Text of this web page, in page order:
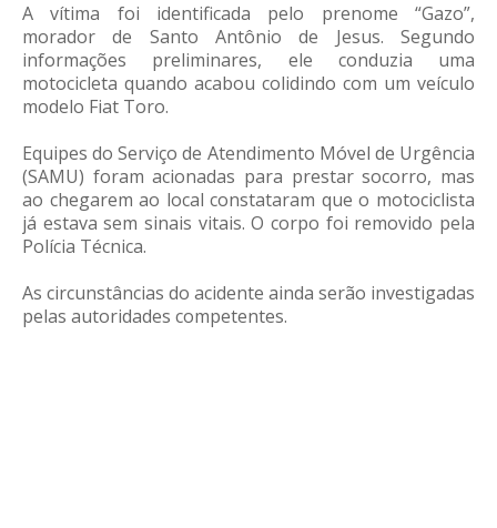
A vítima foi identificada pelo prenome “Gazo”,
morador de Santo Antônio de Jesus. Segundo
informações preliminares, ele conduzia uma
motocicleta quando acabou colidindo com um veículo
modelo Fiat Toro.
Equipes do Serviço de Atendimento Móvel de Urgência
(SAMU) foram acionadas para prestar socorro, mas
ao chegarem ao local constataram que o motociclista
já estava sem sinais vitais. O corpo foi removido pela
Polícia Técnica.
As circunstâncias do acidente ainda serão investigadas
pelas autoridades competentes.